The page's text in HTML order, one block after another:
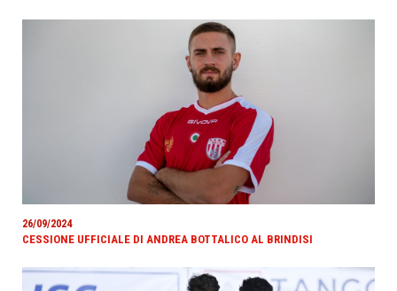
26/09/2024
CESSIONE UFFICIALE DI ANDREA BOTTALICO AL BRINDISI